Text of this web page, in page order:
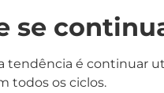
se
tendência é continuar
todos os ciclos.